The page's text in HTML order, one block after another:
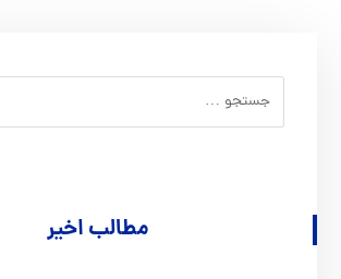
مطالب اخیر